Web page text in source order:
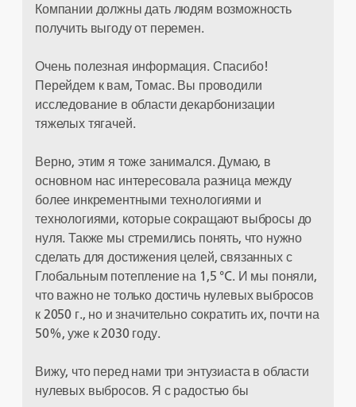
Компании должны дать людям возможность
получить выгоду от перемен.
Очень полезная информация. Спасибо!
Перейдем к вам, Томас. Вы проводили
исследование в области декарбонизации
тяжелых тягачей.
Верно, этим я тоже занимался. Думаю, в
основном нас интересовала разница между
более инкрементными технологиями и
технологиями, которые сокращают выбросы до
нуля. Также мы стремились понять, что нужно
сделать для достижения целей, связанных с
Глобальным потепление на 1,5 °C. И мы поняли,
что важно не только достичь нулевых выбросов
к 2050 г., но и значительно сократить их, почти на
50%, уже к 2030 году.
Вижу, что перед нами три энтузиаста в области
нулевых выбросов. Я с радостью бы